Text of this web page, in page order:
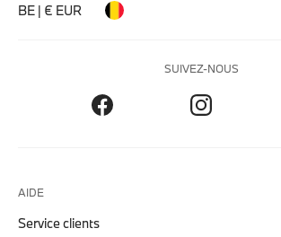
BE | € EUR
SUIVEZ-NOUS
AIDE
Service clients